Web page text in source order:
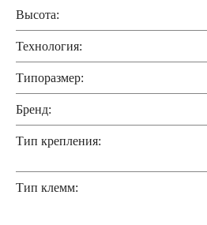
Высота:
Технология:
Типоразмер:
Бренд:
Тип крепления:
Тип клемм: